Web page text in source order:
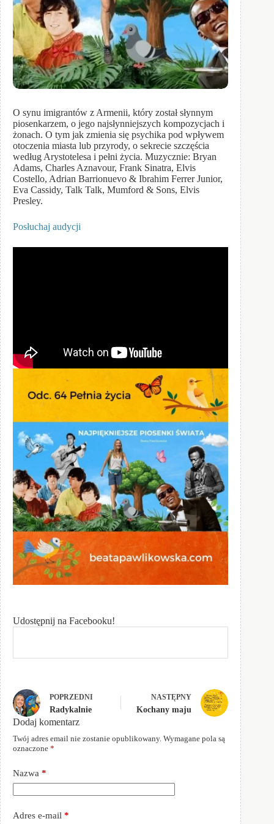
O synu imigrantów z Armenii, który został słynnym
piosenkarzem, o jego najsłynniejszych kompozycjach i
żonach. O tym jak zmienia się psychika pod wpływem
otoczenia miasta lub przyrody, o sekrecie szczęścia
według Arystotelesa i pełni życia. Muzycznie: Bryan
Adams, Charles Aznavour, Frank Sinatra, Elvis
Costello, Adrian Barrionuevo & Ibrahim Ferrer Junior,
Eva Cassidy, Talk Talk, Mumford & Sons, Elvis
Presley.
Posłuchaj audycji
Udostępnij na Facebooku!
POPRZEDNI
Radykalnie
NASTĘPNY
Kochany maju
Dodaj komentarz
Twój adres email nie zostanie opublikowany. Wymagane pola są
oznaczone *
Nazwa *
Adres e-mail *